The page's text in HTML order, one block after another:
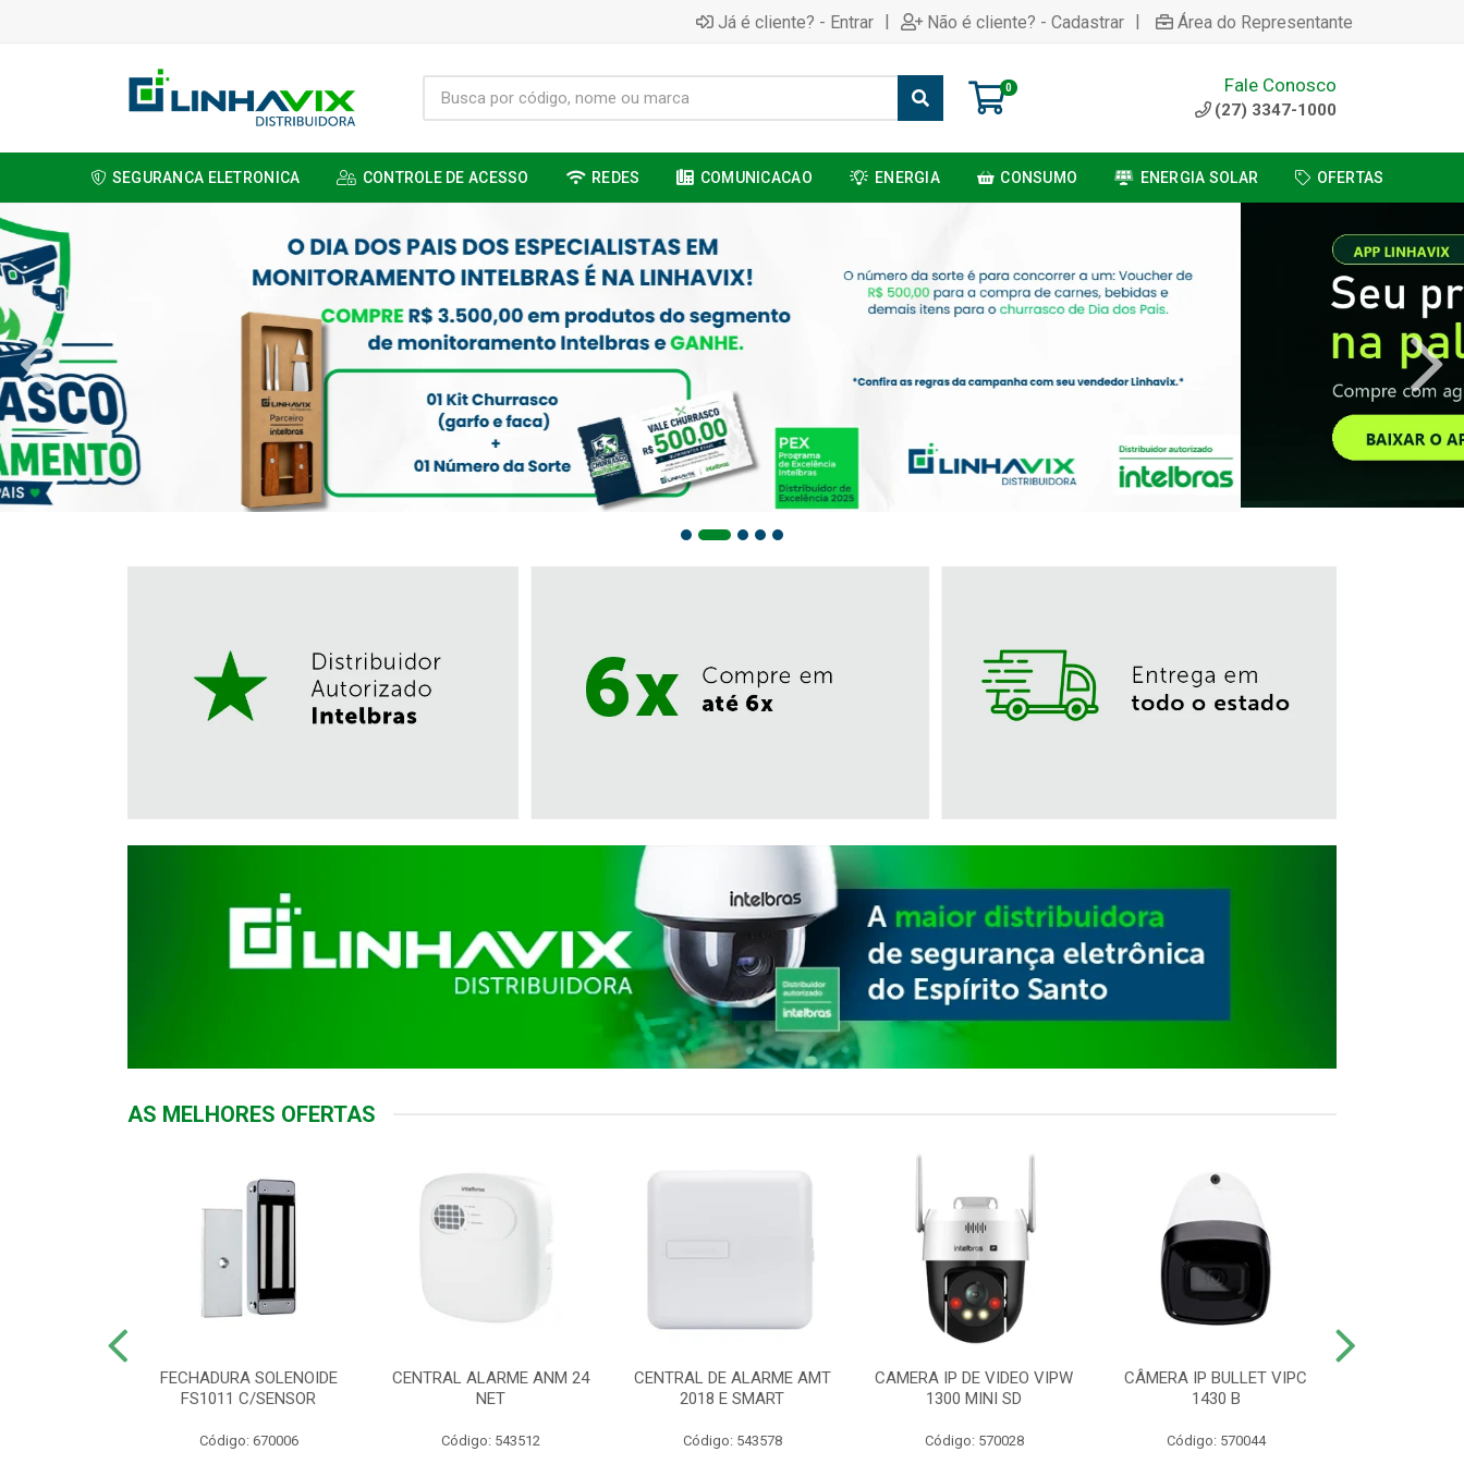
Já é cliente? - Entrar | Não é cliente? - Cadastrar | Área do Representante
0 Fale Conosco
(27) 3347-1000
SEGURANCA ELETRONICA CONTROLE DE ACESSO REDES COMUNICACAO ENERGIA CONSUMO ENERGIA SOLAR OFERTAS
AS MELHORES OFERTAS
FECHADURA SOLENOIDE
FS1011 C/SENSOR
Código: 670006
CENTRAL ALARME ANM 24
NET
Código: 543512
CENTRAL DE ALARME AMT
2018 E SMART
Código: 543578
CAMERA IP DE VIDEO VIPW
1300 MINI SD
Código: 570028
CÂMERA IP BULLET VIPC
1430 B
Código: 570044